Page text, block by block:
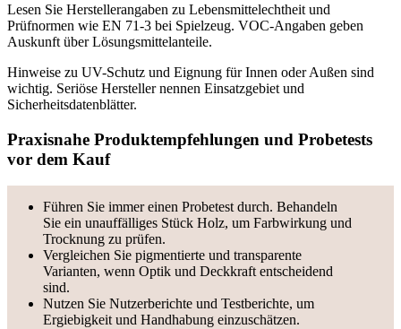
Lesen Sie Herstellerangaben zu Lebensmittelechtheit und
Prüfnormen wie EN 71-3 bei Spielzeug. VOC-Angaben geben
Auskunft über Lösungsmittelanteile.
Hinweise zu UV-Schutz und Eignung für Innen oder Außen sind
wichtig. Seriöse Hersteller nennen Einsatzgebiet und
Sicherheitsdatenblätter.
Praxisnahe Produktempfehlungen und Probetests
vor dem Kauf
Führen Sie immer einen Probetest durch. Behandeln
Sie ein unauffälliges Stück Holz, um Farbwirkung und
Trocknung zu prüfen.
Vergleichen Sie pigmentierte und transparente
Varianten, wenn Optik und Deckkraft entscheidend
sind.
Nutzen Sie Nutzerberichte und Testberichte, um
Ergiebigkeit und Handhabung einzuschätzen.